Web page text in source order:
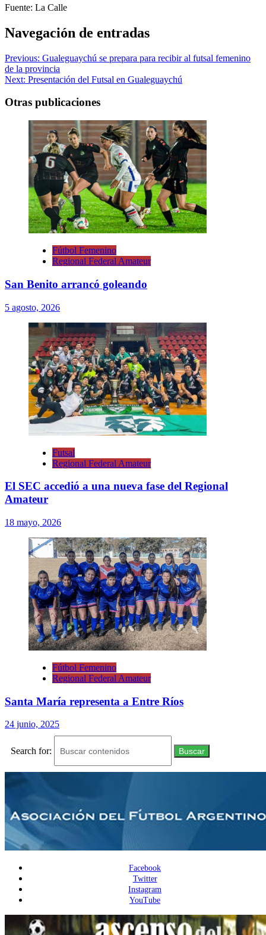
Fuente: La Calle
Navegación de entradas
Previous: Gualeguaychú se prepara para recibir al futsal femenino
de la provincia
Next: Presentación del Futsal en Gualeguaychú
Otras publicaciones
Fútbol Femenino
Regional Federal Amateur
San Benito arrancó goleando
5 agosto, 2026
Futsal
Regional Federal Amateur
El SEC accedió a una nueva fase del Regional
Amateur
18 mayo, 2026
Fútbol Femenino
Regional Federal Amateur
Santa María representa a Entre Ríos
24 junio, 2025
Search for: Buscar
Facebook
Twitter
Instagram
YouTube